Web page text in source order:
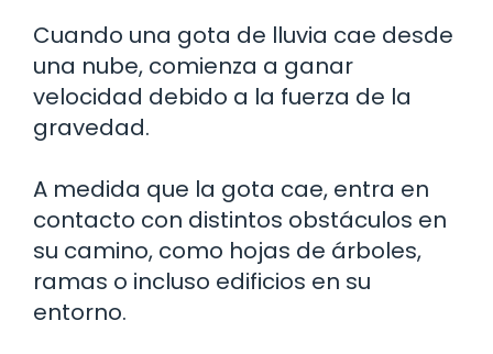
Cuando una gota de lluvia cae desde
una nube, comienza a ganar
velocidad debido a la fuerza de la
gravedad.
A medida que la gota cae, entra en
contacto con distintos obstáculos en
su camino, como hojas de árboles,
ramas o incluso edificios en su
entorno.